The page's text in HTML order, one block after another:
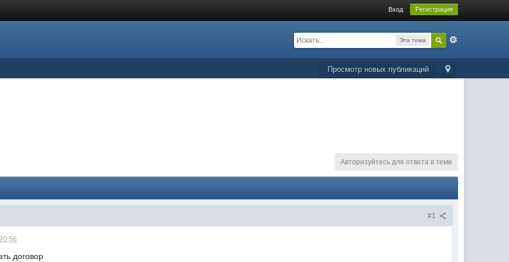
Вход Регистрация
Эта тема
Просмотр новых публикаций
Авторизуйтесь для ответа в теме
#1
договор